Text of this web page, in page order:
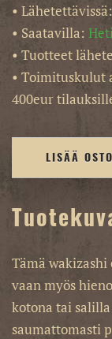
• Lähetettävissä:
• Saatavilla:
• Tuotteet
• Toimituskulut
400eur
LISÄÄ
Tämä
vaan myös
kotona tai
saumattomasti